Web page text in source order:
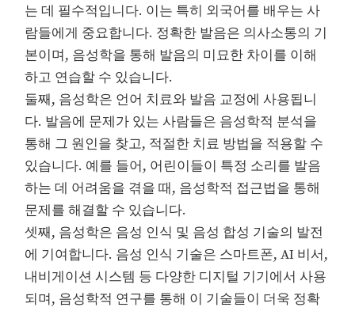
는 데 필수적입니다. 이는 특히 외국어를 배우는 사
람들에게 중요합니다. 정확한 발음은 의사소통의 기
본이며, 음성학을 통해 발음의 미묘한 차이를 이해
하고 연습할 수 있습니다.
둘째, 음성학은 언어 치료와 발음 교정에 사용됩니
다. 발음에 문제가 있는 사람들은 음성학적 분석을
통해 그 원인을 찾고, 적절한 치료 방법을 적용할 수
있습니다. 예를 들어, 어린이들이 특정 소리를 발음
하는 데 어려움을 겪을 때, 음성학적 접근법을 통해
문제를 해결할 수 있습니다.
셋째, 음성학은 음성 인식 및 음성 합성 기술의 발전
에 기여합니다. 음성 인식 기술은 스마트폰, AI 비서,
내비게이션 시스템 등 다양한 디지털 기기에서 사용
되며, 음성학적 연구를 통해 이 기술들이 더욱 정확